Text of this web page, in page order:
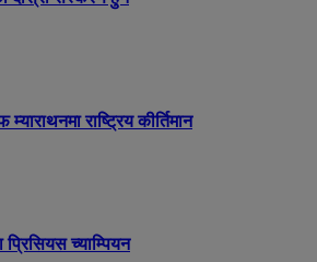
राष्ट्रिय कीर्तिमान
प्रिसियस च्याम्पियन